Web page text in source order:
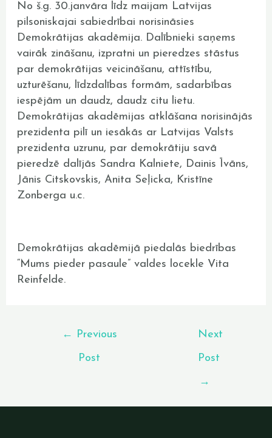
No š.g. 30.janvāra līdz maijam Latvijas
pilsoniskajai sabiedrībai norisināsies
Demokrātijas akadēmija. Dalībnieki saņems
vairāk zināšanu, izpratni un pieredzes stāstus
par demokrātijas veicināšanu, attīstību,
uzturēšanu, līdzdalības formām, sadarbības
iespējām un daudz, daudz citu lietu.
Demokrātijas akadēmijas atklāšana norisinājās
prezidenta pilī un iesākās ar Latvijas Valsts
prezidenta uzrunu, par demokrātiju savā
pieredzē dalījās Sandra Kalniete, Dainis Īvāns,
Jānis Citskovskis, Anita Seļicka, Kristīne
Zonberga u.c.
Demokrātijas akadēmijā piedalās biedrības
“Mums pieder pasaule” valdes locekle Vita
Reinfelde.
← Previous
Post
Next
Post
→